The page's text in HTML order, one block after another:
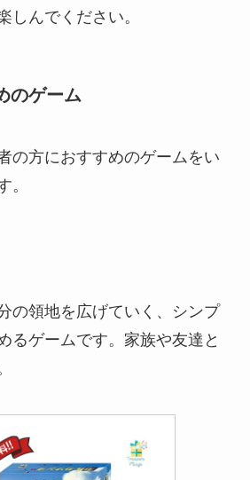
しんでください。
のゲーム
の方におすすめのゲームをい
。
の領地を広げていく、シンプ
るゲームです。家族や友達と